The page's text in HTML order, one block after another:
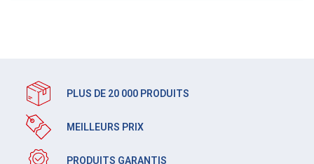
PLUS DE 20 000 PRODUITS
MEILLEURS PRIX
PRODUITS GARANTIS